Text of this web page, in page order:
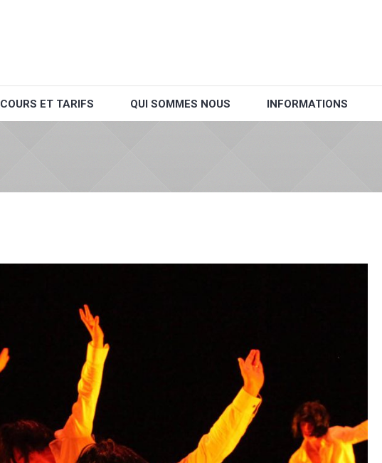
COURS ET TARIFS QUI SOMMES NOUS INFORMATIONS